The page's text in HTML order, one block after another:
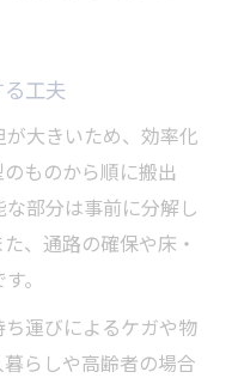
工夫
大きいため、効率化
ものから順に搬出
部分は事前に分解し
、通路の確保や床・
。
運びによるケガや物
らしや高齢者の場合